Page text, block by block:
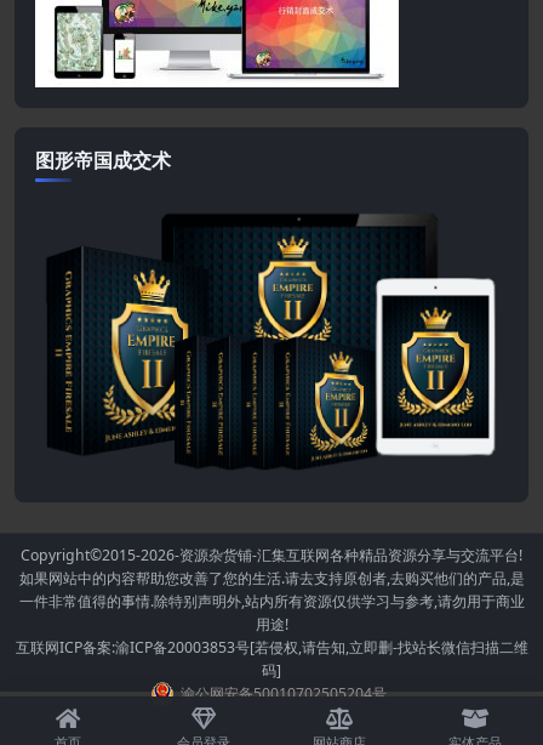
图形帝国成交术
Copyright©2015-2026-资源杂货铺-汇集互联网各种精品资源分享与交流平台!
如果网站中的内容帮助您改善了您的生活.请去支持原创者,去购买他们的产品,是
一件非常值得的事情.除特别声明外,站内所有资源仅供学习与参考,请勿用于商业
用途!
互联网ICP备案:渝ICP备20003853号[若侵权,请告知,立即删-找站长微信扫描二维
码]
渝公网安备50010702505204号